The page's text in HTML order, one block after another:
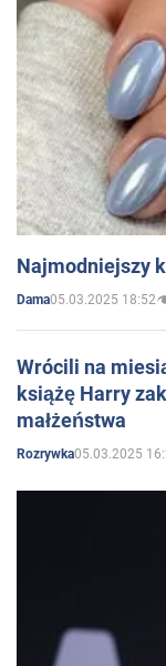
Najmodniejszy
Dama05.03.2025 18:52
Wrócili na
książę Harry
małżeństwa
Rozrywka05.03.2025